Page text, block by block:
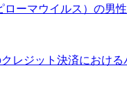
ローマウイルス）の男
レジット決済におけ